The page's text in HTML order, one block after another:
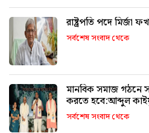
রাষ্ট্রপতি পদে মির্জা
সর্বশেষ সংবাদ থেকে
মানবিক সমাজ গঠনে
করতে হবে:আব্দুল
সর্বশেষ সংবাদ থেকে